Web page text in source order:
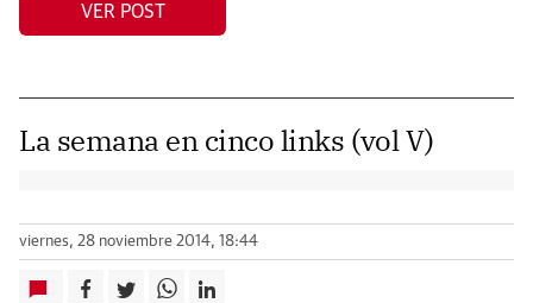
VER POST
La semana en cinco links (vol V)
viernes, 28 noviembre 2014, 18:44